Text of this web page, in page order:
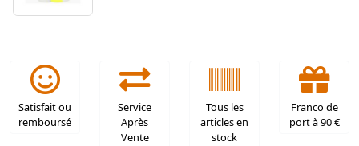
Satisfait ou
remboursé
Service
Après
Vente
Tous les
articles en
stock
Franco de
port à 90 €